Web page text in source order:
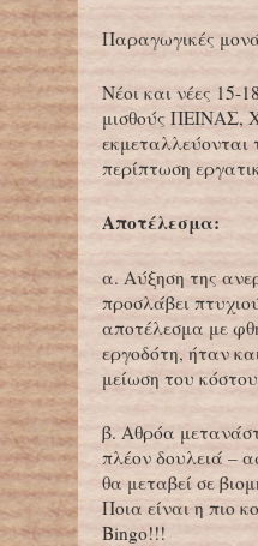
Παραγωγικές
Νέοι και νέες
μισθούς ΠΕΙΝΑΣ,
περίπτωση
Αποτέλεσμα:
α. Αύξηση της
προσλάβει
αποτέλεσμα με
εργοδότη, ήταν
μείωση του
β. Αθρόα
πλέον δουλειά –
θα μεταβεί σε
Ποια είναι η πιο
Bingo!!!